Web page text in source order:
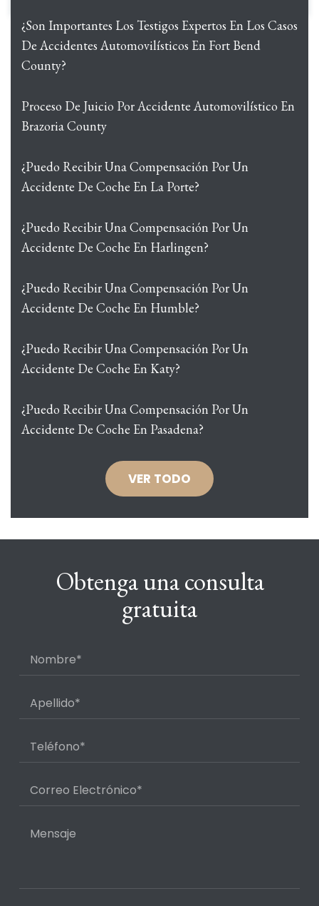
¿Son Importantes Los Testigos Expertos En Los Casos
De Accidentes Automovilísticos En Fort Bend
County?
Proceso De Juicio Por Accidente Automovilístico En
Brazoria County
¿Puedo Recibir Una Compensación Por Un
Accidente De Coche En La Porte?
¿Puedo Recibir Una Compensación Por Un
Accidente De Coche En Harlingen?
¿Puedo Recibir Una Compensación Por Un
Accidente De Coche En Humble?
¿Puedo Recibir Una Compensación Por Un
Accidente De Coche En Katy?
¿Puedo Recibir Una Compensación Por Un
Accidente De Coche En Pasadena?
VER TODO
Obtenga una consulta
gratuita